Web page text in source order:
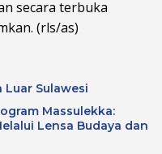
secara terbuka
(rls/as)
Sulawesi
Massulekka:
Lensa Budaya dan